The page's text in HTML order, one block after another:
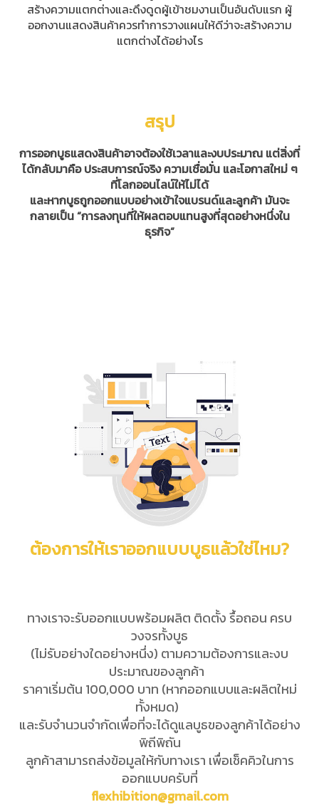
สร้างความแตกต่างและดึงดูดผู้เข้าชมงานเป็นอันดับแรก ผู้
ออกงานแสดงสินค้าควรทำการวางแผนให้ดีว่าจะสร้างความ
แตกต่างได้อย่างไร
สรุป
การออกบูธแสดงสินค้าอาจต้องใช้เวลาและงบประมาณ แต่สิ่งที่
ได้กลับมาคือ ประสบการณ์จริง ความเชื่อมั่น และโอกาสใหม่ ๆ
ที่โลกออนไลน์ให้ไม่ได้
และหากบูธถูกออกแบบอย่างเข้าใจแบรนด์และลูกค้า มันจะ
กลายเป็น “การลงทุนที่ให้ผลตอบแทนสูงที่สุดอย่างหนึ่งใน
ธุรกิจ”
ต้องการให้เราออกแบบบูธแล้วใช่ไหม?
ทางเราจะรับออกแบบพร้อมผลิต ติดตั้ง รื้อถอน ครบ
วงจรทั้งบูธ
(ไม่รับอย่างใดอย่างหนึ่ง) ตามความต้องการและงบ
ประมาณของลูกค้า
ราคาเริ่มต้น 100,000 บาท (หากออกแบบและผลิตใหม่
ทั้งหมด)
และรับจำนวนจำกัดเพื่อที่จะได้ดูแลบูธของลูกค้าได้อย่าง
พิถีพิถัน
ลูกค้าสามารถส่งข้อมูลให้กับทางเรา เพื่อเช็คคิวในการ
ออกแบบครับที่
flexhibition@gmail.com